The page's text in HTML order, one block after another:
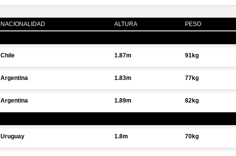
NACIONALIDAD ALTURA
PESO
Chile 1.87m 91kg
Argentina 1.83m 77kg
Argentina 1.89m 82kg
Uruguay 1.8m 70kg